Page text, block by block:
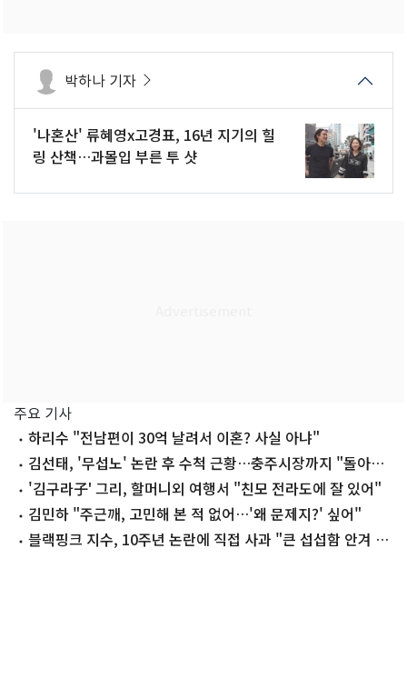
박하나 기자
'나혼산' 류혜영x고경표, 16년 지기의 힐
링 산책…과몰입 부른 투 샷
주요 기사
하리수 "전남편이 30억 날려서 이혼? 사실 아냐"
김선태, '무섭노' 논란 후 수척 근황…충주시장까지 "돌아올
생각 없냐?"
'김구라子' 그리, 할머니외 여행서 "친모 전라도에 잘 있어"
김민하 "주근깨, 고민해 본 적 없어…'왜 문제지?' 싶어"
블랙핑크 지수, 10주년 논란에 직접 사과 "큰 섭섭함 안겨 미